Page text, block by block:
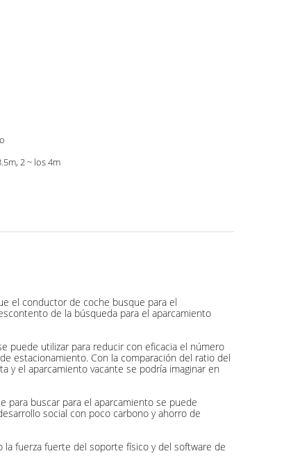
2 ~ los 4m
el conductor de coche busque para el
de la búsqueda para el aparcamiento
puede utilizar para reducir con eficacia el número
estacionamiento. Con la comparación del ratio del
y el aparcamiento vacante se podría imaginar en
para buscar para el aparcamiento se puede
social con poco carbono y ahorro de
la fuerza fuerte del soporte físico y del software de